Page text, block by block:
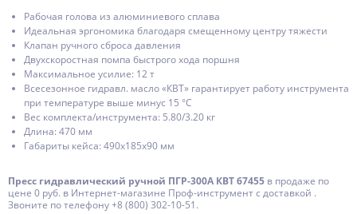
Рабочая голова из алюминиевого сплава
Идеальная эргономика благодаря смещенному центру тяжести
Клапан ручного сброса давления
Двухскоростная помпа быстрого хода поршня
Максимальное усилие: 12 т
Всесезонное гидравл. масло «КВТ» гарантирует работу инструмента
при температуре выше минус 15 °С
Вес комплекта/инструмента: 5.80/3.20 кг
Длина: 470 мм
Габариты кейса: 490х185х90 мм
Пресс гидравлический ручной ПГР-300А КВТ 67455 в продаже по
цене 0 руб. в Интернет-магазине Проф-инструмент с доставкой .
Звоните по телефону +8 (800) 302-10-51.